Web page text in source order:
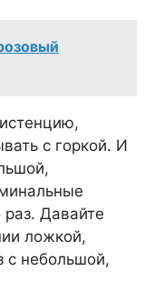
с горкой. И
Давайте
ложкой,
с небольшой,